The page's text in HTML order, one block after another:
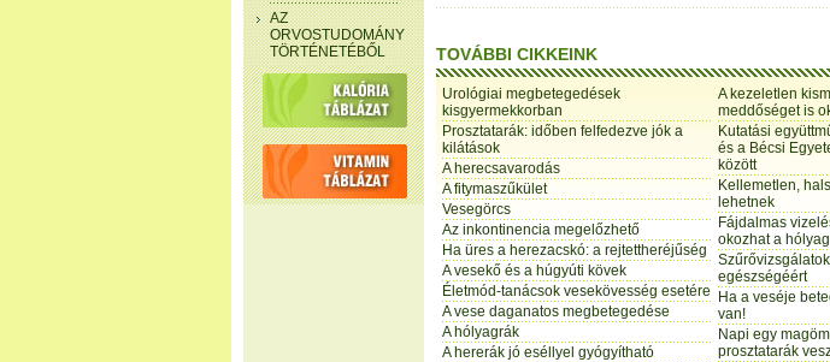
AZ
ORVOSTUDOMÁNY
TÖRTÉNETÉBŐL
TOVÁBBI CIKKEINK
Urológiai megbetegedések
kisgyermekkorban
Prosztatarák: időben felfedezve jók a
kilátások
A herecsavarodás
A fitymaszűkület
Vesegörcs
Az inkontinencia megelőzhető
Ha üres a herezacskó: a rejtettheréjűség
A vesekő és a húgyúti kövek
Életmód-tanácsok vesekövesség esetére
A vese daganatos megbetegedése
A hólyagrák
A hererák jó eséllyel gyógyítható
A kezeletlen
meddőséget is
Kutatási
és a Bécsi
között
Kellemetlen,
lehetnek
Fájdalmas
okozhat a
egészségéért
Ha a veséje
van!
Napi egy
prosztatarák